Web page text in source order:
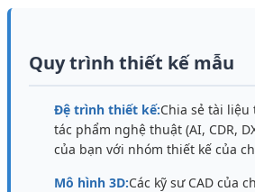
Quy trình thiết kế mẫu
Đệ trình thiết kế:Chia sẻ tài
tác phẩm nghệ thuật (AI, CDR,
của bạn với nhóm thiết kế của
Mô hình 3D:Các kỹ sư CAD của